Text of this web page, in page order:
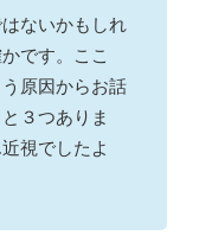
ないかもしれ
です。ここ
原因からお話
３つありま
視でしたよ